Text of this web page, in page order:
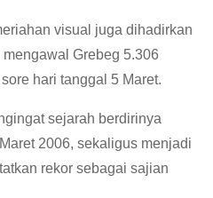
visual juga dihadirkan
Grebeg 5.306
hari tanggal 5 Maret.
sejarah berdirinya
2006, sekaligus menjadi
rekor sebagai sajian